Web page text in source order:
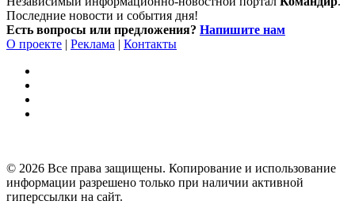
Последние новости и события дня!
Есть вопросы или предложения? Напишите нам
О проекте | Реклама | Контакты
© 2026 Все права защищены. Копирование и использование
информации разрешено только при наличии активной
гиперссылки на сайт.